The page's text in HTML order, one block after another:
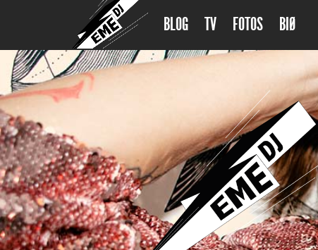
BLOG TV FOTOS BIØ